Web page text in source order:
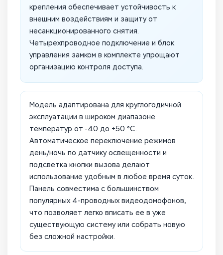
крепления обеспечивает устойчивость к
внешним воздействиям и защиту от
несанкционированного снятия.
Четырехпроводное подключение и блок
управления замком в комплекте упрощают
организацию контроля доступа.
Модель адаптирована для круглогодичной
эксплуатации в широком диапазоне
температур от -40 до +50 °C.
Автоматическое переключение режимов
день/ночь по датчику освещенности и
подсветка кнопки вызова делают
использование удобным в любое время суток.
Панель совместима с большинством
популярных 4-проводных видеодомофонов,
что позволяет легко вписать ее в уже
существующую систему или собрать новую
без сложной настройки.